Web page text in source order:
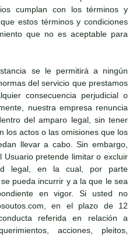
cumplan con los términos y
estos términos y condiciones
que no es aceptable para
se le permitirá a ningún
del servicio que prestamos
consecuencia perjudicial o
nuestra empresa renuncia
del amparo legal, sin tener
los actos o las omisiones que los
llevar a cabo. Sin embargo,
Usuario pretende limitar o excluir
legal, en la cual, por parte
pueda incurrir y a la que le sea
en vigor. Si usted no
en el plazo de 12
referida en relación a
acciones, pleitos,